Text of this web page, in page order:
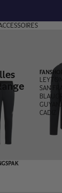
FANSHOP
SAN
GUYANA
CADIZ